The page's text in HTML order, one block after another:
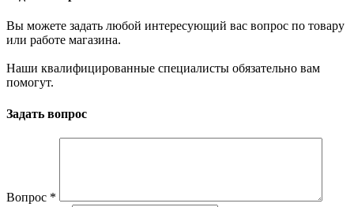
Вы можете задать любой интересующий вас вопрос по товару
или работе магазина.
Наши квалифицированные специалисты обязательно вам
помогут.
Задать вопрос
Вопрос *